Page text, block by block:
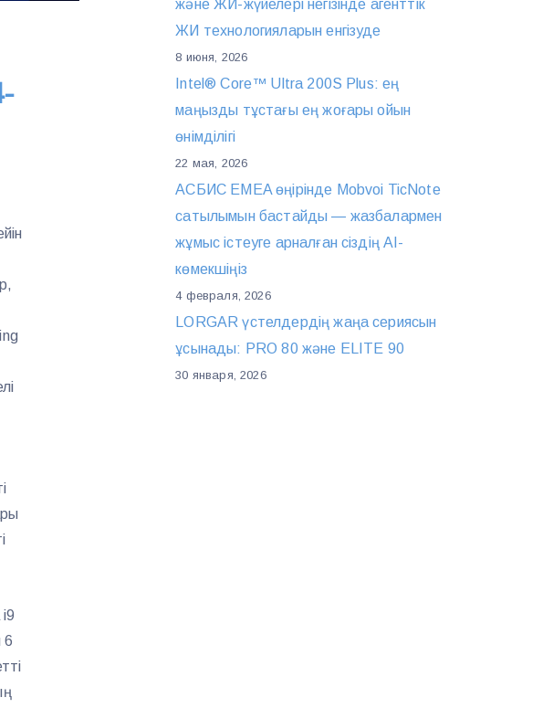
6
және ЖИ-жүйелері негізінде агенттік
ЖИ технологияларын енгізуде
8 июня, 2026
Intel® Core™ Ultra 200S Plus: ең
маңызды тұстағы ең жоғары ойын
өнімділігі
22 мая, 2026
АСБИС EMEA өңірінде Mobvoi TicNote
сатылымын бастайды — жазбалармен
жұмыс істеуге арналған сіздің AI-
көмекшіңіз
4 февраля, 2026
LORGAR үстелдердің жаңа сериясын
ұсынады: PRO 80 және ELITE 90
30 января, 2026